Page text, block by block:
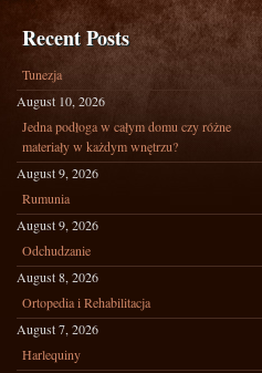
Recent Posts
Tunezja
August 10, 2026
Jedna podłoga w całym domu czy różne
materiały w każdym wnętrzu?
August 9, 2026
Rumunia
August 9, 2026
Odchudzanie
August 8, 2026
Ortopedia i Rehabilitacja
August 7, 2026
Harlequiny